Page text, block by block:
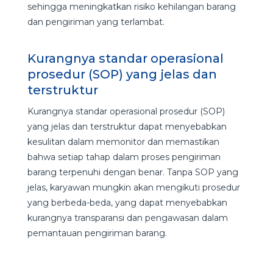
sehingga meningkatkan risiko kehilangan barang
dan pengiriman yang terlambat.
Kurangnya standar operasional
prosedur (SOP) yang jelas dan
terstruktur
Kurangnya standar operasional prosedur (SOP)
yang jelas dan terstruktur dapat menyebabkan
kesulitan dalam memonitor dan memastikan
bahwa setiap tahap dalam proses pengiriman
barang terpenuhi dengan benar. Tanpa SOP yang
jelas, karyawan mungkin akan mengikuti prosedur
yang berbeda-beda, yang dapat menyebabkan
kurangnya transparansi dan pengawasan dalam
pemantauan pengiriman barang.